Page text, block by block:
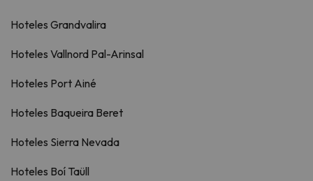
Hoteles Grandvalira
Hoteles Vallnord Pal-Arinsal
Hoteles Port Ainé
Hoteles Baqueira Beret
Hoteles Sierra Nevada
Hoteles Boí Taüll